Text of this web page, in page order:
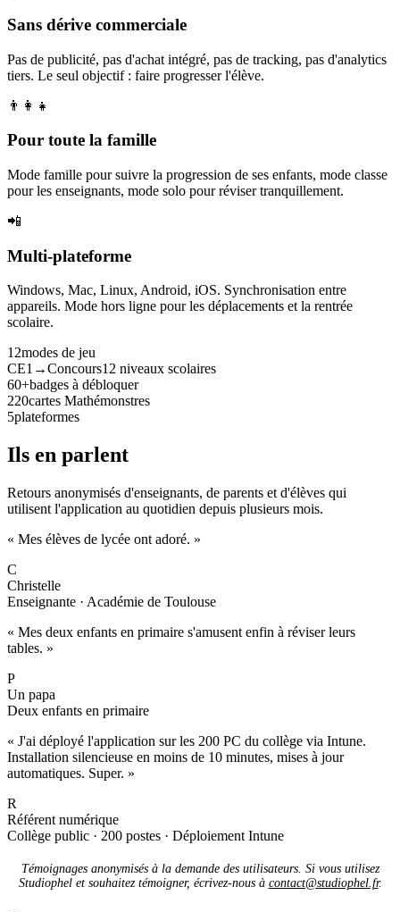
Sans dérive commerciale
Pas de publicité, pas d'achat intégré, pas de tracking, pas d'analytics
tiers. Le seul objectif : faire progresser l'élève.
👨‍👩‍👧
Pour toute la famille
Mode famille pour suivre la progression de ses enfants, mode classe
pour les enseignants, mode solo pour réviser tranquillement.
📲
Multi-plateforme
Windows, Mac, Linux, Android, iOS. Synchronisation entre
appareils. Mode hors ligne pour les déplacements et la rentrée
scolaire.
12modes de jeu
CE1→Concours12 niveaux scolaires
60+badges à débloquer
220cartes Mathémonstres
5plateformes
Ils en parlent
Retours anonymisés d'enseignants, de parents et d'élèves qui
utilisent l'application au quotidien depuis plusieurs mois.
« Mes élèves de lycée ont adoré. »
C
Christelle
Enseignante · Académie de Toulouse
« Mes deux enfants en primaire s'amusent enfin à réviser leurs
tables. »
P
Un papa
Deux enfants en primaire
« J'ai déployé l'application sur les 200 PC du collège via Intune.
Installation silencieuse en moins de 10 minutes, mises à jour
automatiques. Super. »
R
Référent numérique
Collège public · 200 postes · Déploiement Intune
Témoignages anonymisés à la demande des utilisateurs. Si vous utilisez
Studiophel et souhaitez témoigner, écrivez-nous à contact@studiophel.fr.